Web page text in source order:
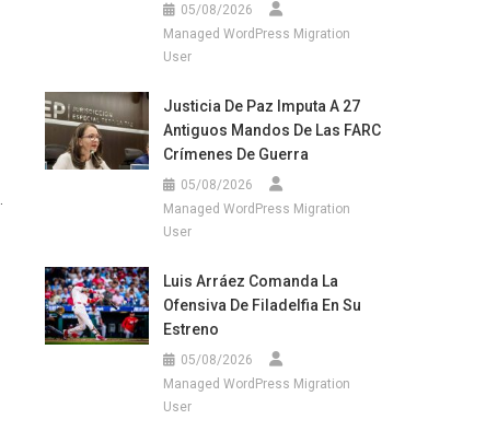
05/08/2026
Managed WordPress Migration
User
Justicia De Paz Imputa A 27
Antiguos Mandos De Las FARC
Crímenes De Guerra
05/08/2026
Managed WordPress Migration
User
Luis Arráez Comanda La
Ofensiva De Filadelfia En Su
Estreno
05/08/2026
Managed WordPress Migration
User